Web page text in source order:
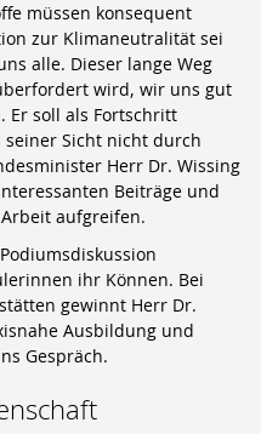
müssen konsequent
zur Klimaneutralität sei
alle. Dieser lange Weg
wird, wir uns gut
Er soll als Fortschritt
Sicht nicht durch
Herr Dr. Wissing
Beiträge und
aufgreifen.
ihr Können. Bei
gewinnt Herr Dr.
Ausbildung und
Gespräch.